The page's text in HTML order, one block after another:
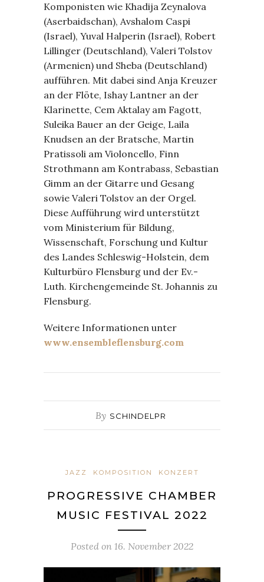
Komponisten wie Khadija Zeynalova
(Aserbaidschan), Avshalom Caspi
(Israel), Yuval Halperin (Israel), Robert
Lillinger (Deutschland), Valeri Tolstov
(Armenien) und Sheba (Deutschland)
aufführen. Mit dabei sind Anja Kreuzer
an der Flöte, Ishay Lantner an der
Klarinette, Cem Aktalay am Fagott,
Suleika Bauer an der Geige, Laila
Knudsen an der Bratsche, Martin
Pratissoli am Violoncello, Finn
Strothmann am Kontrabass, Sebastian
Gimm an der Gitarre und Gesang
sowie Valeri Tolstov an der Orgel.
Diese Aufführung wird unterstützt
vom Ministerium für Bildung,
Wissenschaft, Forschung und Kultur
des Landes Schleswig-Holstein, dem
Kulturbüro Flensburg und der Ev.-
Luth. Kirchengemeinde St. Johannis zu
Flensburg.
Weitere Informationen unter
www.ensembleflensburg.com
By SCHINDELPR
JAZZ KOMPOSITION KONZERT
PROGRESSIVE CHAMBER
MUSIC FESTIVAL 2022
Posted on 16. November 2022